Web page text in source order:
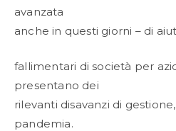
avanzata
anche in questi giorni – di
fallimentari di società per
presentano dei
rilevanti disavanzi di
pandemia.